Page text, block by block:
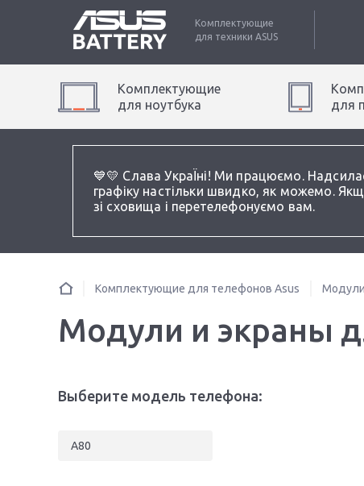
💙💛 Слава УкраЇні! Ми працюємо.
графіку настільки швидко, як можемо.
зі сховища і перетелефонуємо вам.
Комплектующие
для техники ASUS
Комплектующие
для ноутбука
для
Комплектующие для телефонов Asus
Модули и экраны
Выберите модель телефона:
A80